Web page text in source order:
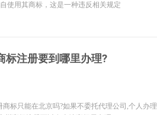
使用其商标，这是一种违反相关规定
标注册要到哪里办理?
标只能在北京吗?如果不委托代理公司,个人办理